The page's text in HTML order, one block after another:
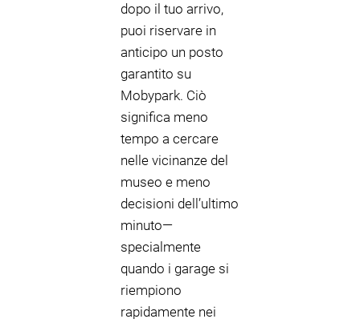
dopo il tuo arrivo,
puoi riservare in
anticipo un posto
garantito su
Mobypark. Ciò
significa meno
tempo a cercare
nelle vicinanze del
museo e meno
decisioni dell’ultimo
minuto—
specialmente
quando i garage si
riempiono
rapidamente nei